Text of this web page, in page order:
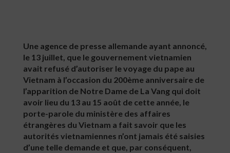
Une agence de presse allemande ayant annoncé,
le 13 juillet, que le gouvernement vietnamien
avait refusé d’autoriser le voyage du pape au
Vietnam à l’occasion du 200ème anniversaire de
l’apparition de Notre Dame de La Vang qui doit
avoir lieu du 13 au 15 août de cette année, le
porte-parole du ministère des affaires
étrangères du Vietnam a fait savoir que les
autorités vietnamiennes n’ont jamais été saisies
d’une telle demande et que, par conséquent,